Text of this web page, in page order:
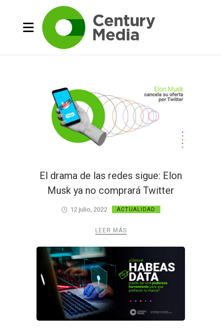
El drama de las redes sigue: Elon
Musk ya no comprará Twitter
12 julio, 2022 ACTUALIDAD
LEER MÁS